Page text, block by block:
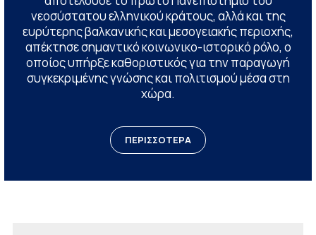
νεοσύστατου ελληνικού κράτους, αλλά και της
ευρύτερης βαλκανικής και μεσογειακής περιοχής,
απέκτησε σημαντικό κοινωνικο-ιστορικό ρόλο, ο
οποίος υπήρξε καθοριστικός για την παραγωγή
συγκεκριμένης γνώσης και πολιτισμού μέσα στη
χώρα.
ΠΕΡΙΣΣΟΤΕΡΑ